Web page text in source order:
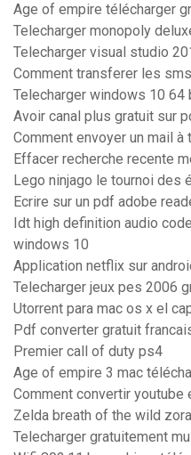
Age of empire télécharger
Telecharger monopoly
Telecharger visual studio
Comment transferer les
Telecharger windows 10 64
Avoir canal plus gratuit sur
Comment envoyer un mail
Effacer recherche recente
Lego ninjago le tournoi des
Ecrire sur un pdf adobe
Idt high definition audio
windows 10
Application netflix sur
Telecharger jeux pes 2006
Utorrent para mac os x el
Pdf converter gratuit
Premier call of duty ps4
Age of empire 3 mac
Comment convertir youtube
Zelda breath of the wild
Telecharger gratuitement